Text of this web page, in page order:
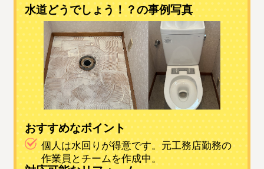
水道どうでしょう！？の事例写真
おすすめなポイント
個人は水回りが得意です。元工務店勤務の
作業員とチームを作成中。